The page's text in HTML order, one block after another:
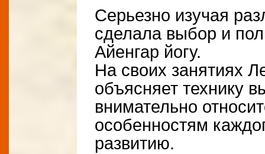
Серьезно изучая
сделала выбор и
Айенгар йогу.
На своих занятиях
объясняет технику
внимательно
особенностям
развитию.